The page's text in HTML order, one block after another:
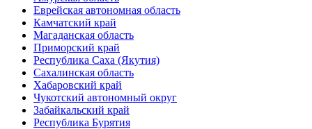
Еврейская автономная область
Камчатский край
Магаданская область
Приморский край
Республика Саха (Якутия)
Сахалинская область
Хабаровский край
Чукотский автономный округ
Забайкальский край
Республика Бурятия